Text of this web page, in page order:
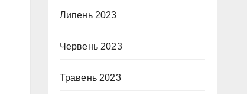
Липень 2023
Червень 2023
Травень 2023